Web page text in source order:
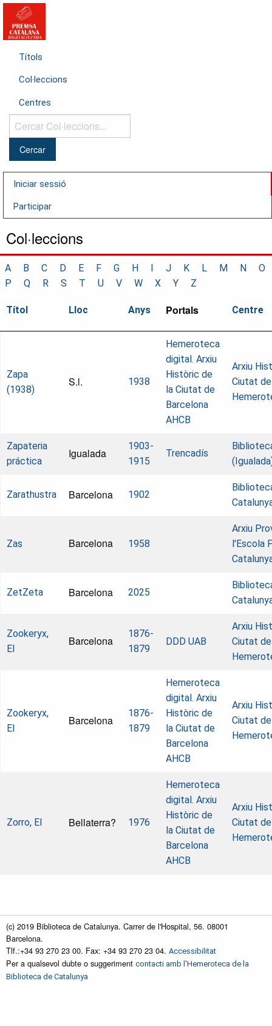
Títols
Col·leccions
Centres
Cercar
Col·leccions...
Iniciar sessió
Participar
Col·leccions
A B C D E F G H I J K L M N
O
P
Q R S T U V W X Y Z
Títol Lloc Anys Portals Centre
Zapa
(1938)
S.l. 1938
Hemeroteca
digital. Arxiu
Històric de
la Ciutat de
Barcelona
AHCB
Arxiu
Ciutat
Zapateria
práctica
Igualada
1903-
1915
Trencadís
Zarathustra Barcelona 1902
Zas Barcelona 1958
Arxiu
l'Escola
ZetZeta Barcelona 2025
Zookeryx,
El
Barcelona
1876-
1879
DDD UAB
Arxiu
Ciutat
Zookeryx,
El
Barcelona
1876-
1879
Hemeroteca
digital. Arxiu
Històric de
la Ciutat de
Barcelona
AHCB
Arxiu
Ciutat
Zorro, El Bellaterra? 1976
Hemeroteca
digital. Arxiu
Històric de
la Ciutat de
Barcelona
AHCB
Arxiu
Ciutat
(c) 2019 Biblioteca de Catalunya. Carrer de l'Hospital, 56. 08001
Barcelona.
Tlf.:+34 93 270 23 00. Fax: +34 93 270 23 04. Accessibilitat
Per a qualsevol dubte o suggeriment contacti amb l'Hemeroteca de la
Biblioteca de Catalunya